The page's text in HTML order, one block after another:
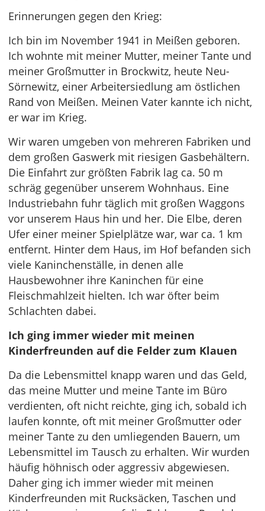
Erinnerungen gegen den Krieg:
Ich bin im November 1941 in Meißen geboren.
Ich wohnte mit meiner Mutter, meiner Tante und
meiner Großmutter in Brockwitz, heute Neu-
Sörnewitz, einer Arbeitersiedlung am östlichen
Rand von Meißen. Meinen Vater kannte ich nicht,
er war im Krieg.
Wir waren umgeben von mehreren Fabriken und
dem großen Gaswerk mit riesigen Gasbehältern.
Die Einfahrt zur größten Fabrik lag ca. 50 m
schräg gegenüber unserem Wohnhaus. Eine
Industriebahn fuhr täglich mit großen Waggons
vor unserem Haus hin und her. Die Elbe, deren
Ufer einer meiner Spielplätze war, war ca. 1 km
entfernt. Hinter dem Haus, im Hof befanden sich
viele Kaninchenställe, in denen alle
Hausbewohner ihre Kaninchen für eine
Fleischmahlzeit hielten. Ich war öfter beim
Schlachten dabei.
Ich ging immer wieder mit meinen
Kinderfreunden auf die Felder zum Klauen
Da die Lebensmittel knapp waren und das Geld,
das meine Mutter und meine Tante im Büro
verdienten, oft nicht reichte, ging ich, sobald ich
laufen konnte, oft mit meiner Großmutter oder
meiner Tante zu den umliegenden Bauern, um
Lebensmittel im Tausch zu erhalten. Wir wurden
häufig höhnisch oder aggressiv abgewiesen.
Daher ging ich immer wieder mit meinen
Kinderfreunden mit Rucksäcken, Taschen und